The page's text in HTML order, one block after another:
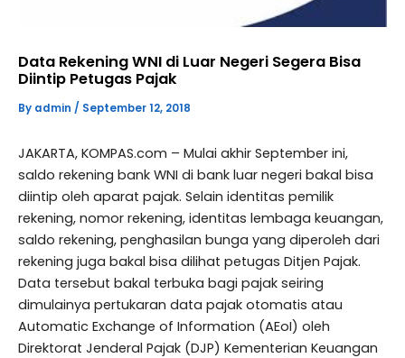
Data Rekening WNI di Luar Negeri Segera Bisa
Diintip Petugas Pajak
By admin / September 12, 2018
JAKARTA, KOMPAS.com – Mulai akhir September ini,
saldo rekening bank WNI di bank luar negeri bakal bisa
diintip oleh aparat pajak. Selain identitas pemilik
rekening, nomor rekening, identitas lembaga keuangan,
saldo rekening, penghasilan bunga yang diperoleh dari
rekening juga bakal bisa dilihat petugas Ditjen Pajak.
Data tersebut bakal terbuka bagi pajak seiring
dimulainya pertukaran data pajak otomatis atau
Automatic Exchange of Information (AEoI) oleh
Direktorat Jenderal Pajak (DJP) Kementerian Keuangan